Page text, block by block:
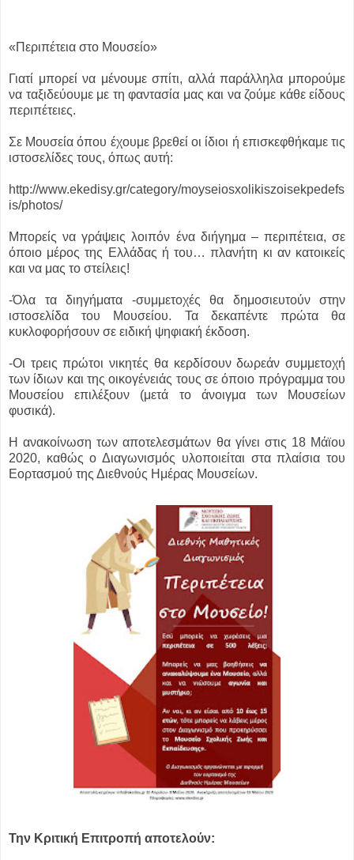
«Περιπέτεια στο Μουσείο»
Γιατί μπορεί να μένουμε σπίτι, αλλά παράλληλα μπορούμε
να ταξιδεύουμε με τη φαντασία μας και να ζούμε κάθε είδους
περιπέτειες.
Σε Μουσεία όπου έχουμε βρεθεί οι ίδιοι ή επισκεφθήκαμε τις
ιστοσελίδες τους, όπως αυτή:
http://www.ekedisy.gr/category/moyseiosxolikiszoisekpedefs
is/photos/
Μπορείς να γράψεις λοιπόν ένα διήγημα – περιπέτεια, σε
όποιο μέρος της Ελλάδας ή του… πλανήτη κι αν κατοικείς
και να μας το στείλεις!
-Όλα τα διηγήματα -συμμετοχές θα δημοσιευτούν στην
ιστοσελίδα του Μουσείου. Τα δεκαπέντε πρώτα θα
κυκλοφορήσουν σε ειδική ψηφιακή έκδοση.
-Οι τρεις πρώτοι νικητές θα κερδίσουν δωρεάν συμμετοχή
των ίδιων και της οικογένειάς τους σε όποιο πρόγραμμα του
Μουσείου επιλέξουν (μετά το άνοιγμα των Μουσείων
φυσικά).
Η ανακοίνωση των αποτελεσμάτων θα γίνει στις 18 Μάϊου
2020, καθώς ο Διαγωνισμός υλοποιείται στα πλαίσια του
Εορτασμού της Διεθνούς Ημέρας Μουσείων.
Την Κριτική Επιτροπή αποτελούν: